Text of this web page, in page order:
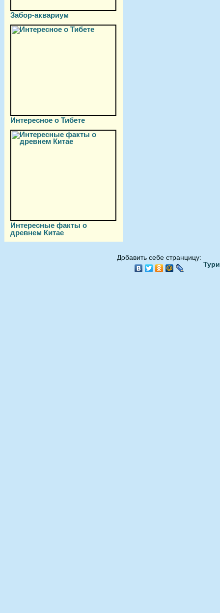
Забор-аквариум
Интересное о Тибете
Интересные факты о
древнем Китае
Добавить себе странцицу: